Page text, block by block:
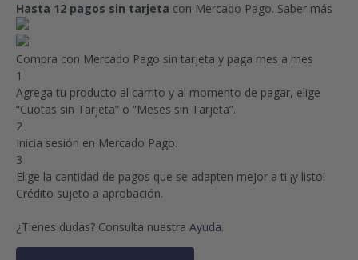
Hasta 12 pagos sin tarjeta con Mercado Pago. Saber más
Compra con Mercado Pago sin tarjeta y paga mes a mes
1
Agrega tu producto al carrito y al momento de pagar, elige
“Cuotas sin Tarjeta” o “Meses sin Tarjeta”.
2
Inicia sesión en Mercado Pago.
3
Elige la cantidad de pagos que se adapten mejor a ti ¡y listo!
Crédito sujeto a aprobación.
¿Tienes dudas? Consulta nuestra Ayuda.